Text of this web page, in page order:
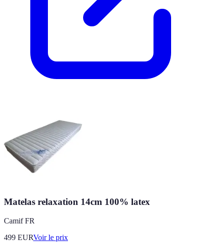
Matelas relaxation 14cm 100% latex
Camif FR
499 EURVoir le prix